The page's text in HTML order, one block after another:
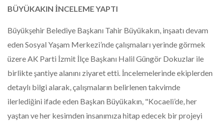
BÜYÜKAKIN İNCELEME YAPTI
Büyükşehir Belediye Başkanı Tahir Büyükakın, inşaatı devam
eden Sosyal Yaşam Merkezi’nde çalışmaları yerinde görmek
üzere AK Parti İzmit İlçe Başkanı Halil Güngör Dokuzlar ile
birlikte şantiye alanını ziyaret etti. İncelemelerinde ekiplerden
detaylı bilgi alarak, çalışmaların belirlenen takvimde
ilerlediğini ifade eden Başkan Büyükakın, "Kocaeli’de, her
yaştan ve her kesimden insanımıza hitap edecek bir projeyi